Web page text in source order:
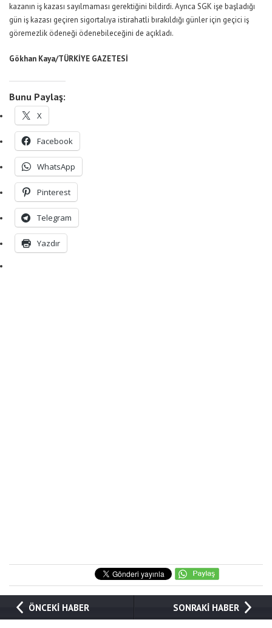
kazanın iş kazası sayılmaması gerektiğini bildirdi. Ayrıca SGK işe başladığı
gün iş kazası geçiren sigortalıya istirahatli bırakıldığı günler için geçici iş
göremezlik ödeneği ödenebileceğini de açıkladı.
Gökhan Kaya/TÜRKİYE GAZETESİ
Bunu Paylaş:
X
Facebook
WhatsApp
Pinterest
Telegram
Yazdır
ÖNCEKİ HABER SONRAKİ HABER